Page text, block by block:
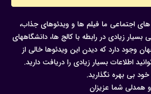
اجتماعی ما فیلم ها و ویدئوهای جذاب،
بسیار زیادی در رابطه با کالج ها، دانشگاههای
وجود دارد که دیدن این ویدئوها خالی از
اطلاعات بسیار زیادی را دریافت دارید.
بی بهره نگذارید.
همدلی شما عزیزان